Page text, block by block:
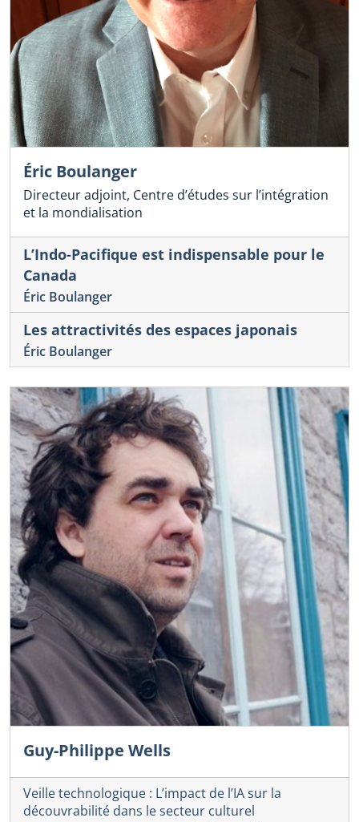
Éric Boulanger
Directeur adjoint, Centre d’études sur l’intégration
et la mondialisation
L’Indo-Pacifique est indispensable pour le
Canada
Éric Boulanger
Les attractivités des espaces japonais
Éric Boulanger
Guy-Philippe Wells
Veille technologique : L’impact de l’IA sur la
découvrabilité dans le secteur culturel